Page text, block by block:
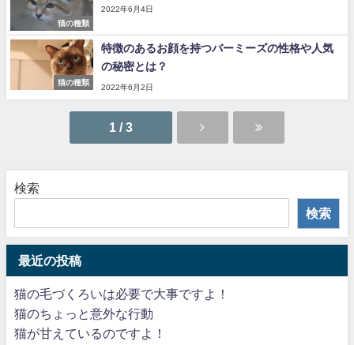
猫の種類
2022年6月4日
猫の種類
特徴のあるお顔を持つバーミーズの性格や人気
の秘密とは？
2022年6月2日
1 / 3
検索
検索
最近の投稿
猫の毛づくろいは必要で大事ですよ！
猫のちょっと意外な行動
猫が甘えているのですよ！